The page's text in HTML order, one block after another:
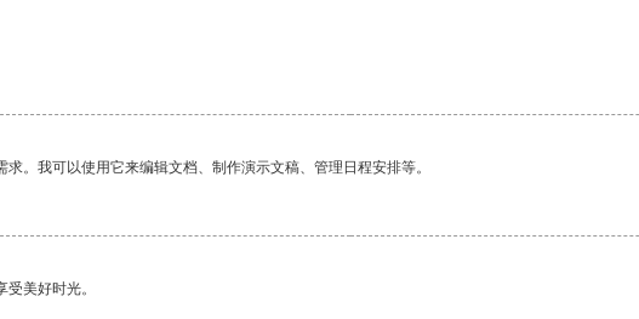
。我可以使用它来编辑文档、制作演示文稿、管理日程安排等。
美好时光。